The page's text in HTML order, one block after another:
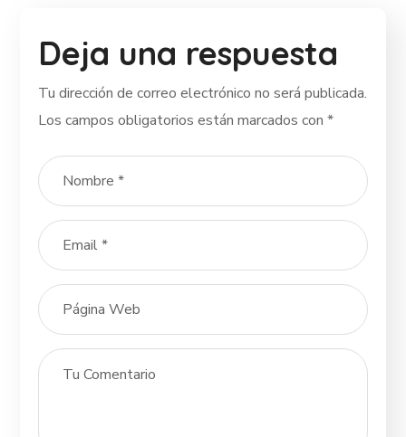
Deja una respuesta
Tu dirección de correo electrónico no será publicada.
Los campos obligatorios están marcados con*